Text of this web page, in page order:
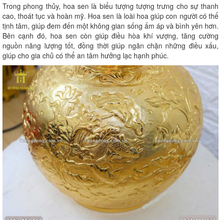
Trong phong thủy, hoa sen là biểu tượng tượng trưng cho sự thanh
cao, thoát tục và hoàn mỹ. Hoa sen là loài hoa giúp con người có thể
tịnh tâm, giúp đem đến một không gian sống ấm áp và bình yên hơn.
Bên cạnh đó, hoa sen còn giúp điều hòa khí vượng, tăng cường
nguồn năng lượng tốt, đồng thời giúp ngăn chặn những điều xấu,
giúp cho gia chủ có thể an tâm hưởng lạc hạnh phúc.